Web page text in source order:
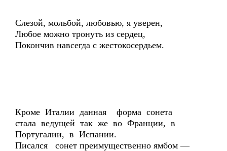
Слезой, мольбой, любовью, я уверен,
Любое можно тронуть из сердец,
Покончив навсегда с жестокосердьем.
Кроме Италии данная форма сонета
стала ведущей так же во Франции, в
Португалии, в Испании.
Писался сонет преимущественно ямбом —